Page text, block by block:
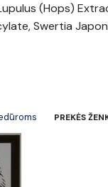
(Hops)
Swertia
PREKĖS